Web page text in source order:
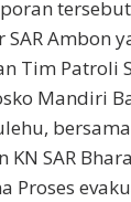
SAR Ambon
Tim Patroli
Mandiri
KN SAR
Proses